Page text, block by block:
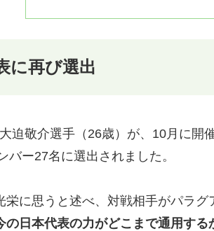
に再び選出
迫敬介選手（26歳）が、10月に開
バー27名に選出されました。
栄に思うと述べ、対戦相手がパラ
の日本代表の力がどこまで通用する